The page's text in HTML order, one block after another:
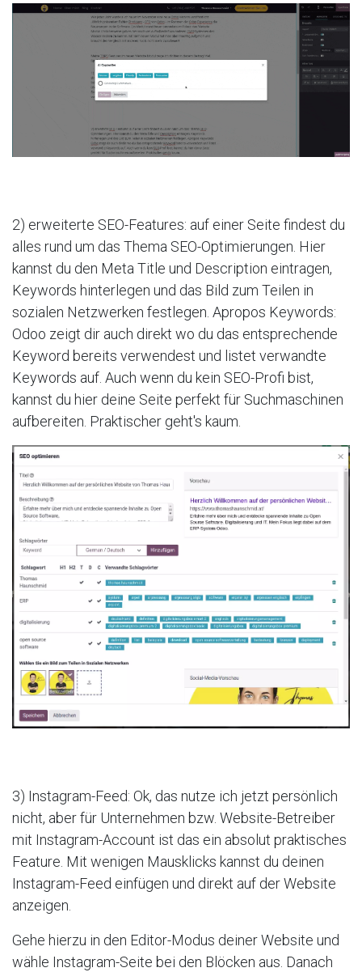
2) erweiterte SEO-Features: auf einer Seite findest du
alles rund um das Thema SEO-Optimierungen. Hier
kannst du den Meta Title und Description eintragen,
Keywords hinterlegen und das Bild zum Teilen in
sozialen Netzwerken festlegen. Apropos Keywords:
Odoo zeigt dir auch direkt wo du das entsprechende
Keyword bereits verwendest und listet verwandte
Keywords auf. Auch wenn du kein SEO-Profi bist,
kannst du hier deine Seite perfekt für Suchmaschinen
aufbereiten. Praktischer geht's kaum.
3) Instagram-Feed: Ok, das nutze ich jetzt persönlich
nicht, aber für Unternehmen bzw. Website-Betreiber
mit Instagram-Account ist das ein absolut praktisches
Feature. Mit wenigen Mausklicks kannst du deinen
Instagram-Feed einfügen und direkt auf der Website
anzeigen.
Gehe hierzu in den Editor-Modus deiner Website und
wähle Instagram-Seite bei den Blöcken aus. Danach